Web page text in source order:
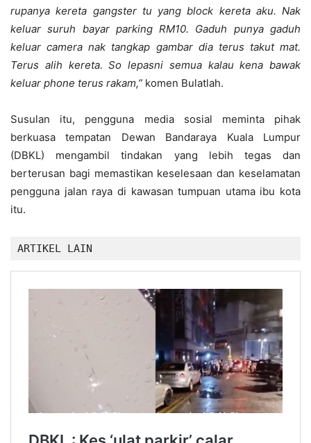
rupanya kereta gangster tu yang block kereta aku. Nak
keluar suruh bayar parking RM10. Gaduh punya gaduh
keluar camera nak tangkap gambar dia terus takut mat.
Terus alih kereta. So lepasni semua kalau kena bawak
keluar phone terus rakam,” komen Bulatlah.
Susulan itu, pengguna media sosial meminta pihak
berkuasa tempatan Dewan Bandaraya Kuala Lumpur
(DBKL) mengambil tindakan yang lebih tegas dan
berterusan bagi memastikan keselesaan dan keselamatan
pengguna jalan raya di kawasan tumpuan utama ibu kota
itu.
ARTIKEL LAIN